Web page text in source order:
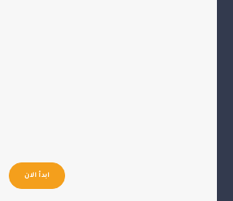
ابدأ الان